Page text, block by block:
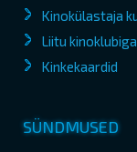
Kinokülastaja
Liitu kinoklubiga
Kinkekaardid
SÜNDMUSED